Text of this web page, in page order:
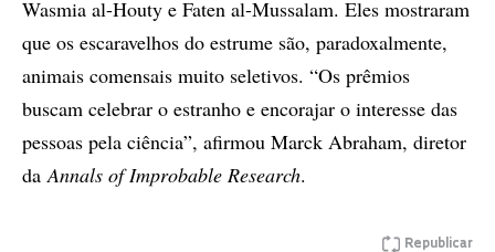
Wasmia al-Houty e Faten al-Mussalam. Eles mostraram
que os escaravelhos do estrume são, paradoxalmente,
animais comensais muito seletivos. “Os prêmios
buscam celebrar o estranho e encorajar o interesse das
pessoas pela ciência”, afirmou Marck Abraham, diretor
daAnnals of Improbable Research.
Republicar